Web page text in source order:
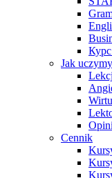
Курс
Jak uczymy
Cennik